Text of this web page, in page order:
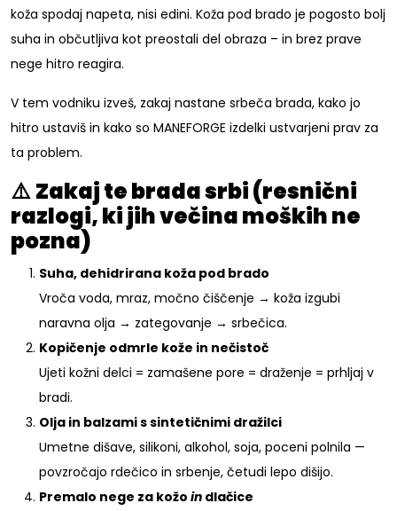
koža spodaj napeta, nisi edini. Koža pod brado je pogosto bolj
suha in občutljiva kot preostali del obraza – in brez prave
nege hitro reagira.
V tem vodniku izveš, zakaj nastane srbeča brada, kako jo
hitro ustaviš in kako so MANEFORGE izdelki ustvarjeni prav za
ta problem.
⚠️Zakaj te brada srbi (resnični
razlogi, ki jih večina moških ne
pozna)
Suha, dehidrirana koža pod brado
Vroča voda, mraz, močno čiščenje → koža izgubi
naravna olja → zategovanje → srbečica.
Kopičenje odmrle kože in nečistoč
Ujeti kožni delci = zamašene pore = draženje = prhljaj v
bradi.
Olja in balzami s sintetičnimi dražilci
Umetne dišave, silikoni, alkohol, soja, poceni polnila —
povzročajo rdečico in srbenje, četudi lepo dišijo.
Premalo nege za kožo in dlačice